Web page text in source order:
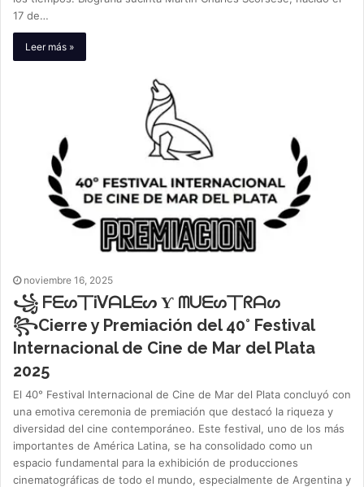
17 de…
Leer más »
noviembre 16, 2025
꧁ ᖴᗴᔕ丅Ꭵᐯᗩᒪᗴᔕ Ƴ ᗰᑌᗴᔕ丅ᖇᗩᔕ
꧂Cierre y Premiación del 40° Festival
Internacional de Cine de Mar del Plata
2025
El 40° Festival Internacional de Cine de Mar del Plata concluyó con
una emotiva ceremonia de premiación que destacó la riqueza y
diversidad del cine contemporáneo. Este festival, uno de los más
importantes de América Latina, se ha consolidado como un
espacio fundamental para la exhibición de producciones
cinematográficas de todo el mundo, especialmente de Argentina y